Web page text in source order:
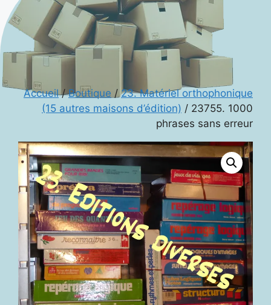
Accueil/Boutique /23. Matériel orthophonique
(15 autres maisons d’édition) / 23755. 1000
phrases sans erreur